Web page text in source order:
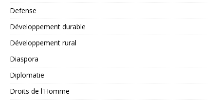
Defense
Développement durable
Développement rural
Diaspora
Diplomatie
Droits de l'Homme